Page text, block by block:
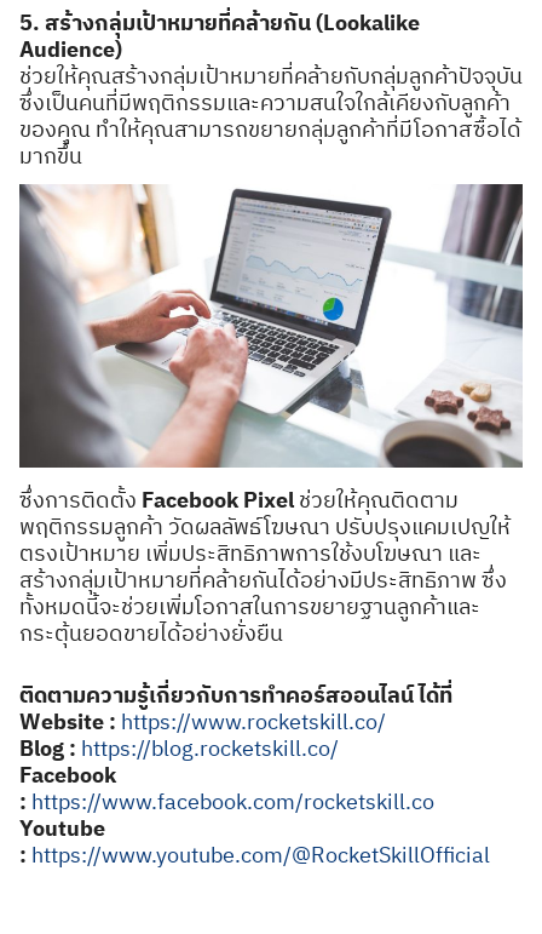
5. สร้างกลุ่มเป้าหมายที่คล้ายกัน (Lookalike
Audience)
ช่วยให้คุณสร้างกลุ่มเป้าหมายที่คล้ายกับกลุ่มลูกค้าปัจจุบัน
ซึ่งเป็นคนที่มีพฤติกรรมและความสนใจใกล้เคียงกับลูกค้า
ของคุณ ทำให้คุณสามารถขยายกลุ่มลูกค้าที่มีโอกาสซื้อได้
มากขึ้น
ซึ่งการติดตั้ง Facebook Pixel ช่วยให้คุณติดตาม
พฤติกรรมลูกค้า วัดผลลัพธ์โฆษณา ปรับปรุงแคมเปญให้
ตรงเป้าหมาย เพิ่มประสิทธิภาพการใช้งบโฆษณา และ
สร้างกลุ่มเป้าหมายที่คล้ายกันได้อย่างมีประสิทธิภาพ ซึ่ง
ทั้งหมดนี้จะช่วยเพิ่มโอกาสในการขยายฐานลูกค้าและ
กระตุ้นยอดขายได้อย่างยั่งยืน
ติดตามความรู้เกี่ยวกับการทำคอร์สออนไลน์ ได้ที่
Website : https://www.rocketskill.co/
Blog : https://blog.rocketskill.co/
Facebook
: https://www.facebook.com/rocketskill.co
Youtube
: https://www.youtube.com/@RocketSkillOfficial